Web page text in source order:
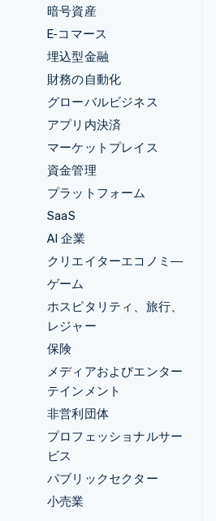
暗号資産
E-コマース
埋込型金融
財務の自動化
グローバルビジネス
アプリ内決済
マーケットプレイス
資金管理
プラットフォーム
SaaS
AI 企業
クリエイターエコノミ―
ゲーム
ホスピタリティ、旅行、
レジャー
保険
メディアおよびエンター
テインメント
非営利団体
プロフェッショナルサー
ビス
パブリックセクター
小売業